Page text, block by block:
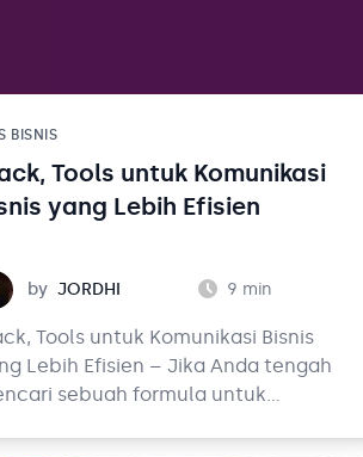
BISNIS
Tools untuk Komunikasi
yang Lebih Efisien
by JORDHI 9 min
Tools untuk Komunikasi Bisnis
Lebih Efisien – Jika Anda tengah
sebuah formula untuk